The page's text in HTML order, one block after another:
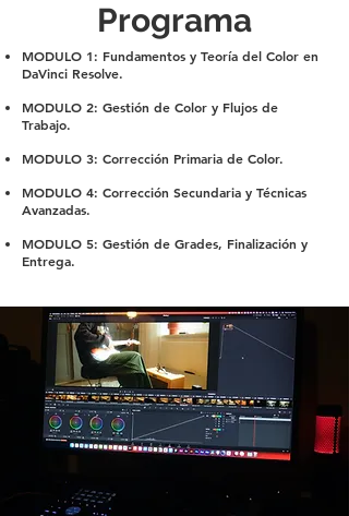
Programa
MODULO 1: Fundamentos y Teoría del Color en
DaVinci Resolve.
MODULO 2: Gestión de Color y Flujos de
Trabajo.
MODULO 3: Corrección Primaria de Color.
MODULO 4: Corrección Secundaria y Técnicas
Avanzadas.
MODULO 5: Gestión de Grades, Finalización y
Entrega.